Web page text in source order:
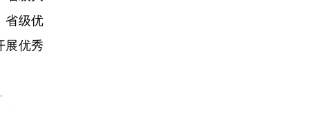
省级优
展优秀